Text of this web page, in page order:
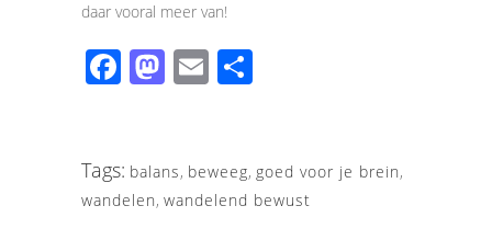
daar vooral meer van!
Facebook
Mastodon
Email
Tags: balans, beweeg, goed voor je brein,
wandelen, wandelend bewust